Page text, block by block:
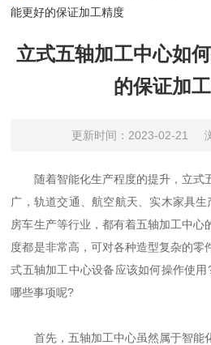
能更好的保证加工精度
立式五轴加工中心如
的保证加
更新时间：2023-02-21
随着智能化生产程度的提升，立式
广，轨道交通、航空航天、实木家具
房车生产等行业，都有着五轴加工中心
度都是非常高，可对各种造型复杂的零
式五轴加工中心设备应该如何操作使
哪些事项呢?
首先，五轴加工中心虽然属于智能